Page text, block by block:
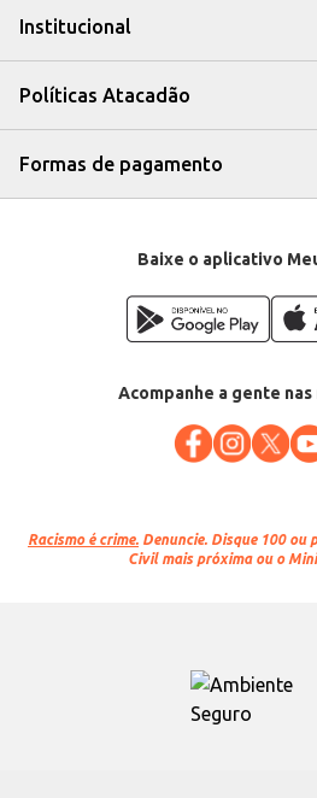
Institucional
Políticas Atacadão
Formas de pagamento
Baixe o aplicativo
Acompanhe a gente
Racismo é crime. Denuncie. Disque 100 ou
Civil mais próxima ou o